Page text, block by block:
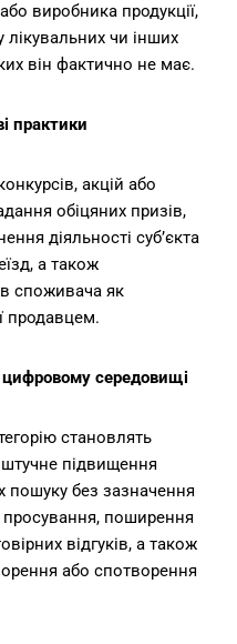
виробника продукції,
чи інших
він фактично не має.
практики
акцій або
обіцяних призів,
діяльності суб’єкта
а також
споживача як
продавцем.
цифровому середовищі
становлять
підвищення
пошуку без зазначення
просування, поширення
відгуків, а також
або спотворення